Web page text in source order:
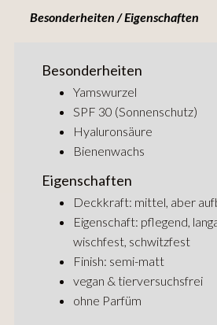
Besonderheiten / Eigenschaften
Besonderheiten
Yamswurzel
SPF 30 (Sonnenschutz)
Hyaluronsäure
Bienenwachs
Eigenschaften
Deckkraft: mittel, aber
Eigenschaft: pflegend,
wischfest, schwitzfest
Finish: semi-matt
vegan & tierversuchsfrei
ohne Parfüm